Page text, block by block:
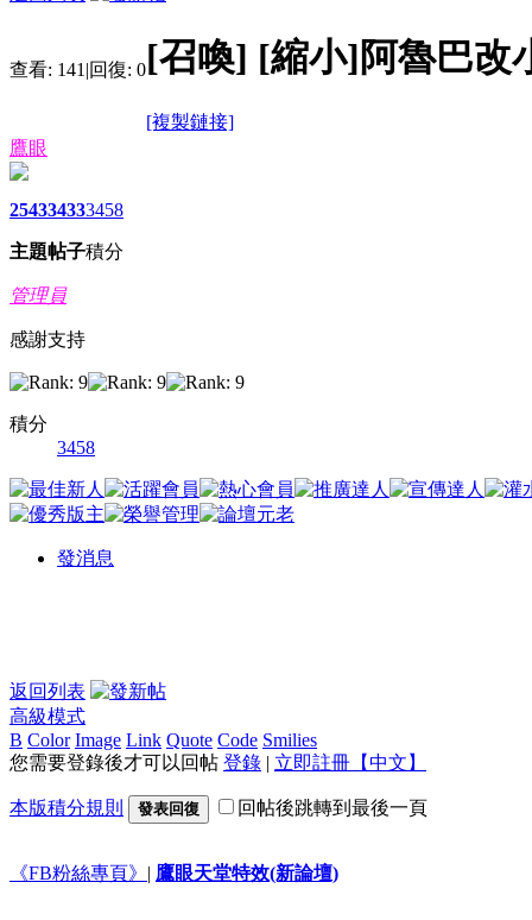
查看: 141 |回復: 0[召喚] [縮小]阿魯巴改
[複製鏈接]
鷹眼
2543
主題
3433
帖子
3458
積分
管理員
感謝支持
積分
3458
發消息
返回列表
高級模式
B Color Image Link Quote Code Smilies
您需要登錄後才可以回帖 登錄 | 立即註冊【中文】
本版積分規則 發表回復 回帖後跳轉到最後一頁
《FB粉絲專頁》 | 鷹眼天堂特效(新論壇)